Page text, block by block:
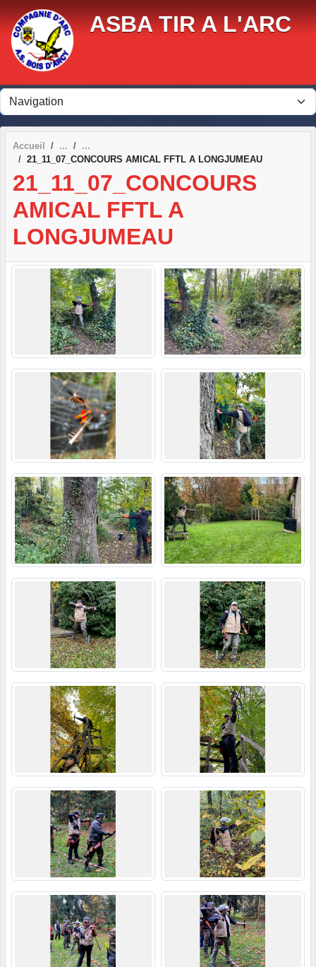
ASBA TIR A L'ARC
Accueil
21_11_07_CONCOURS AMICAL FFTL A LONGJUMEAU
21_11_07_CONCOURS
AMICAL FFTL A
LONGJUMEAU
Panneau de gestion des cookies